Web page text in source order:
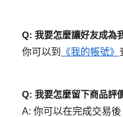
Q: 我要怎麼讓好友成為
你可以到
《我的帳號》
Q: 我要怎麼留下商品評
A: 你可以在完成交易